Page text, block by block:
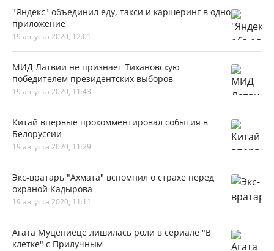
"Яндекс" объединил еду, такси и каршеринг в одно
приложение
19 августа 2020, 12:01
МИД Латвии не признает Тихановскую
победителем президентских выборов
19 августа 2020, 11:43
Китай впервые прокомментировал события в
Белоруссии
19 августа 2020, 11:29
Экс-вратарь "Ахмата" вспомнил о страхе перед
охраной Кадырова
19 августа 2020, 11:11
Агата Муцениеце лишилась роли в сериале "В
клетке" с Прилучным